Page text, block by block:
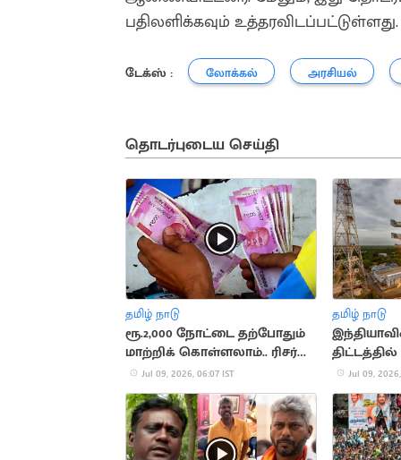
பதிலளிக்கவும் உத்தரவிடப்பட்டுள்ளது.
டேக்ஸ் : லோக்கல் அரசியல்
தொடர்புடைய செய்தி
தமிழ் நாடு
ரூ.2,000 நோட்டை தற்போதும்
மாற்றிக் கொள்ளலாம்.. ரிசர்வ்
வங்கி
Jul 09, 2026, 06:07 IST
தமிழ் நாடு
பங்கேற்பு
Jul 09,